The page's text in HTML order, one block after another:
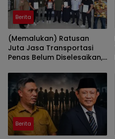
Berita
(Memalukan) Ratusan
Juta Jasa Transportasi
Penas Belum Diselesaikan,
Berita